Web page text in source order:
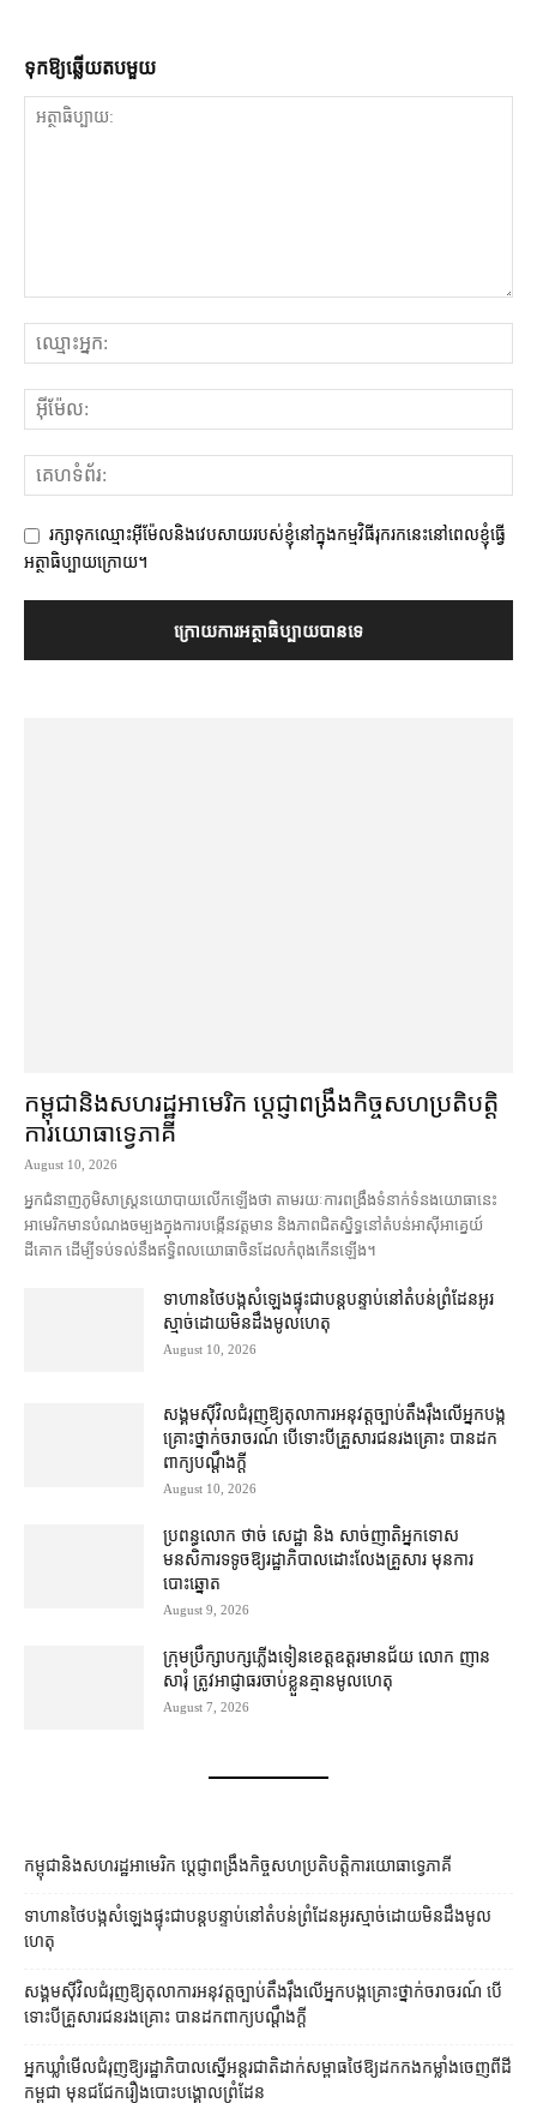
ទុក​ឱ្យ​ឆ្លើយ​តប​មួយ
រក្សាទុកឈ្មោះអ៊ីម៉ែលនិងវេបសាយរបស់ខ្ញុំនៅក្នុងកម្មវិធីរុករកនេះនៅពេលខ្ញុំធ្វើ
អត្ថាធិប្បាយក្រោយ។
កម្ពុជា​និង​សហរដ្ឋអាមេរិក ប្ដេជ្ញា​ពង្រឹង​កិច្ច​សហប្រតិបត្តិ
ការ​យោធា​ទ្វេភាគី
August 10, 2026
អ្នកជំនាញ​ភូមិសាស្ត្រ​នយោបាយ​លើកឡើង​ថា តាមរយៈ​ការ​ពង្រឹង​ទំនាក់ទំនង​យោធា​នេះ
អាមេរិក​មានបំណង​ចម្បង​ក្នុង​ការ​បង្កើន​វត្តមាន និង​ភាព​ជិតស្និទ្ធ​នៅ​តំបន់​អាស៊ីអាគ្នេយ៍​
ដីគោក ដើម្បី​ទប់ទល់​នឹង​ឥទ្ធិពល​យោធា​ចិន​ដែល​កំពុង​កើនឡើង។
ទាហាន​ថៃ​បង្ក​សំឡេង​ផ្ទុះ​ជា​បន្តបន្ទាប់​នៅ​តំបន់​ព្រំដែន​អូរ​
ស្មាច់​ដោយ​មិនដឹង​មូលហេតុ
August 10, 2026
សង្គម​ស៊ីវិល​ជំរុញ​ឱ្យ​តុលាការ​អនុវត្ត​ច្បាប់​តឹងរ៉ឹង​លើ​អ្នក​បង្ក​
គ្រោះថ្នាក់​ចរាចរណ៍ បើ​ទោះ​បី​គ្រួសារ​ជនរងគ្រោះ បាន​ដក​
ពាក្យបណ្ដឹង​ក្ដី
August 10, 2026
ប្រពន្ធ​លោក ថាច់ សេដ្ឋា និង សាច់ញាតិ​អ្នកទោស​
មនសិការ​ទទូច​ឱ្យ​រដ្ឋាភិបាល​ដោះលែង​គ្រួសារ មុន​ការ
បោះឆ្នោត
August 9, 2026
ក្រុមប្រឹក្សា​បក្ស​ភ្លើងទៀន​ខេត្ត​ឧត្ដរមានជ័យ លោក ញាន
សារុំ ត្រូវ​អាជ្ញាធរ​ចាប់ខ្លួន​គ្មាន​មូលហេតុ
August 7, 2026
កម្ពុជា​និង​សហរដ្ឋអាមេរិក ប្ដេជ្ញា​ពង្រឹង​កិច្ច​សហប្រតិបត្តិការ​យោធា​ទ្វេភាគី
ទាហាន​ថៃ​បង្ក​សំឡេង​ផ្ទុះ​ជា​បន្តបន្ទាប់​នៅ​តំបន់​ព្រំដែន​អូរ​ស្មាច់​ដោយ​មិនដឹង​មូល
ហេតុ
សង្គម​ស៊ីវិល​ជំរុញ​ឱ្យ​តុលាការ​អនុវត្ត​ច្បាប់​តឹងរ៉ឹង​លើ​អ្នក​បង្ក​គ្រោះថ្នាក់​ចរាចរណ៍ បើ​
ទោះ​បី​គ្រួសារ​ជនរងគ្រោះ បាន​ដក​ពាក្យបណ្ដឹង​ក្ដី
អ្នកឃ្លាំមើល​​ជំរុញ​ឱ្យ​រដ្ឋាភិបាល​​ស្នើ​​អន្តរជាតិ​ដាក់​សម្ពាធ​​ថៃ​ឱ្យ​ដក​កង​កម្លាំង​ចេញ​ពី​ដី​
កម្ពុជា មុន​ជជែក​រឿង​បោះបង្គោល​ព្រំដែន